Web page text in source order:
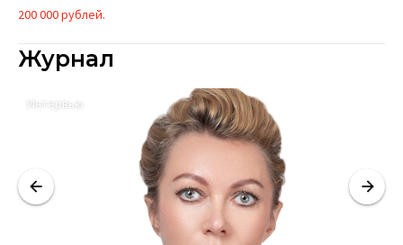
200 000 рублей.
Журнал
Интервью